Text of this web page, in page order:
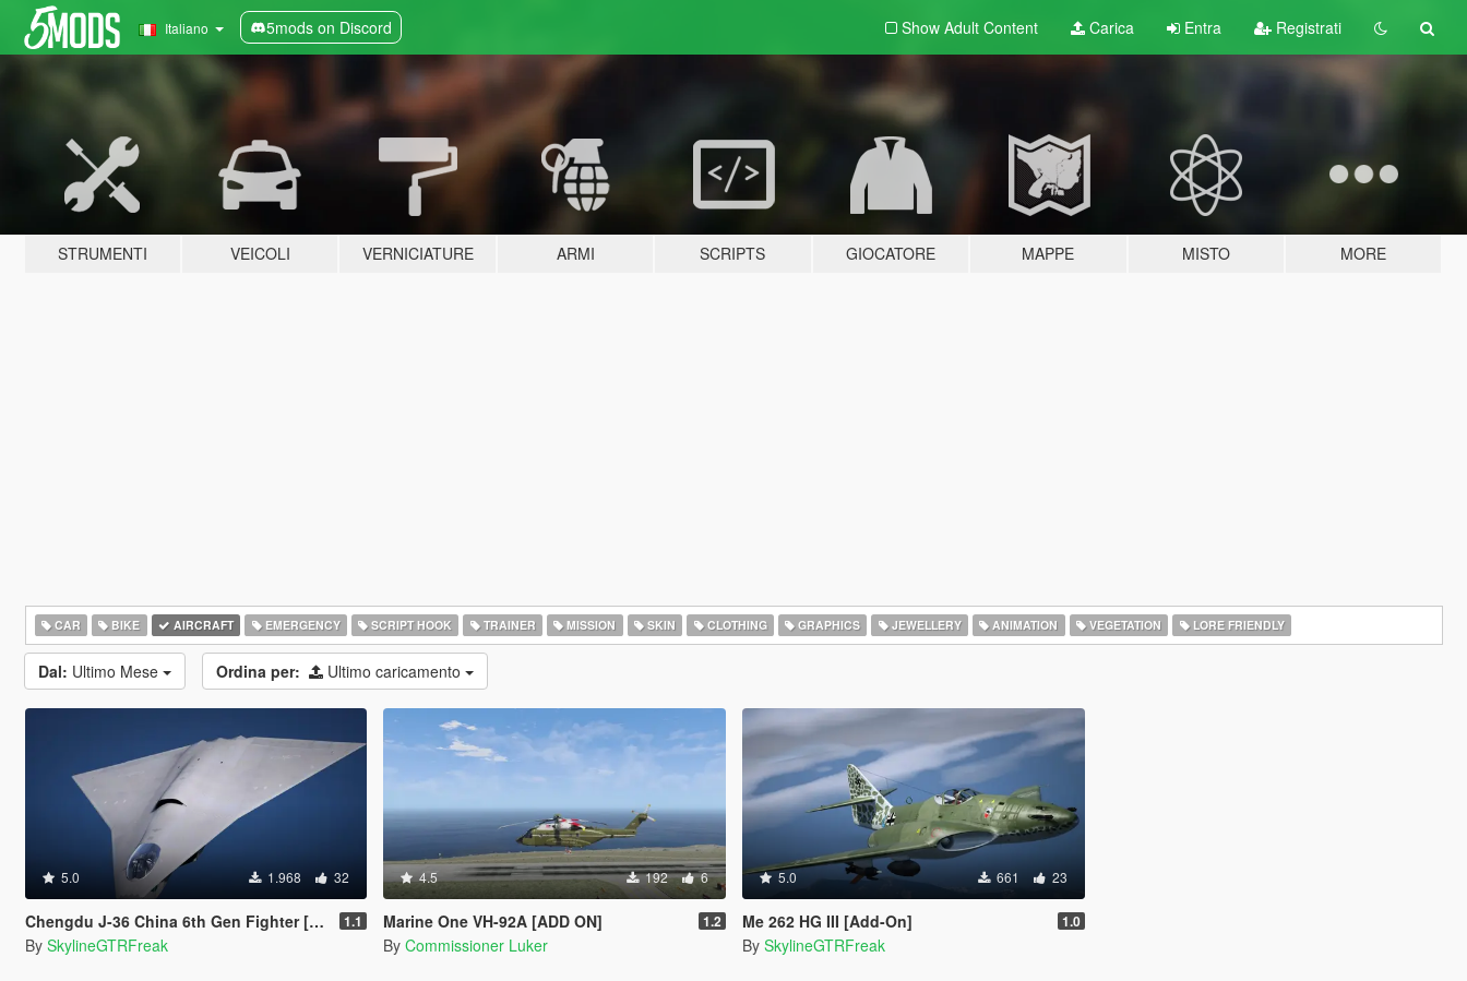
Italiano 5mods on Discord Show Adult Content Carica Entra Registrati
STRUMENTI VEICOLI VERNICIATURE ARMI SCRIPTS GIOCATORE MAPPE MISTO MORE
CAR BIKE AIRCRAFT EMERGENCY SCRIPT HOOK TRAINER MISSION SKIN CLOTHING GRAPHICS JEWELLERY ANIMATION VEGETATION LORE FRIENDLY
Dal: Ultimo Mese Ordina per: Ultimo caricamento
5.0 1.968 32
Chengdu J-36 China 6th Gen Fighter [Add-On | VehFuncs V] 1.1
By SkylineGTRFreak
4.5 192 6
Marine One VH-92A [ADD ON] 1.2
By Commissioner Luker
5.0 661 23
Me 262 HG III [Add-On] 1.0
By SkylineGTRFreak